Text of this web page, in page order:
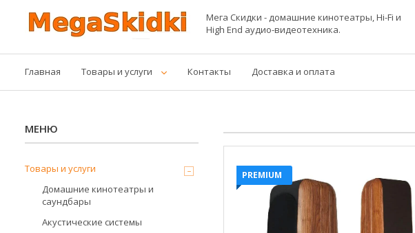
Мега Скидки - домашние кинотеатры, Hi-Fi и
High End аудио-видеотехника.
Главная Товары и услуги Контакты Доставка и оплата
PREMIUM
Товары и услуги
Домашние кинотеатры и
саундбары
Акустические системы